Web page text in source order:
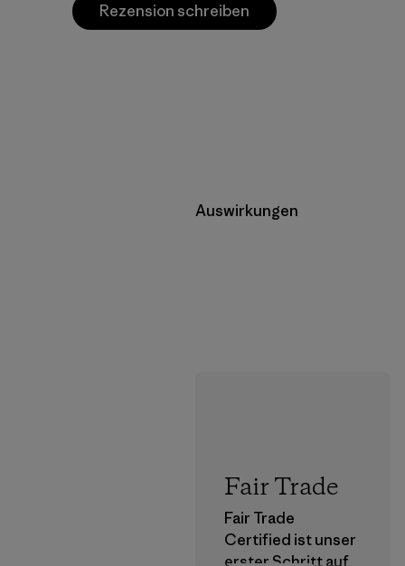
Rezension schreiben
Auswirkungen
Fair Trade
Fair Trade
Certified ist unser
erster Schritt auf